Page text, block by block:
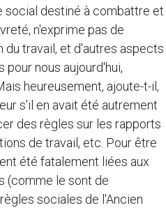
social destiné à combattre et
n'exprime pas de
du travail, et d'autres aspects
nous aujourd'hui,
heureusement, ajoute-t-il,
s'il en avait été autrement
des règles sur les rapports
de travail, etc. Pour être
été fatalement liées aux
(comme le sont de
sociales de l'Ancien